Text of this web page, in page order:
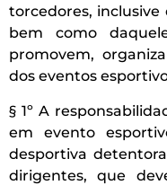
torcedores, inclusive
bem como
promovem,
dos eventos
§ 1º A
em evento
desportiva
dirigentes, que